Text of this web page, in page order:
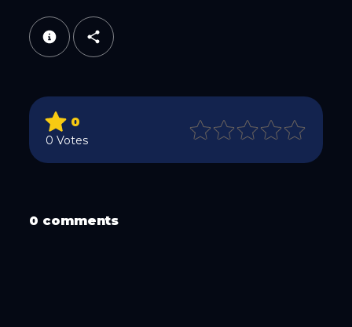
0
0 Votes
0 comments